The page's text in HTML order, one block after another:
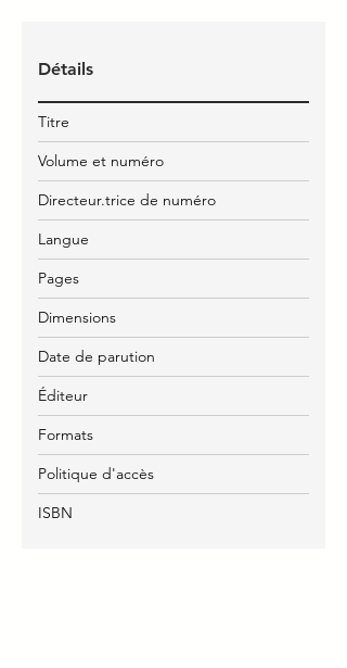
Détails
Titre
Volume et numéro
Directeur.trice de numéro
Langue
Pages
Dimensions
Date de parution
Éditeur
Formats
Politique d'accès
ISBN